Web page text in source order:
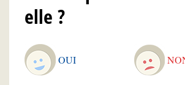
elle ?
OUI